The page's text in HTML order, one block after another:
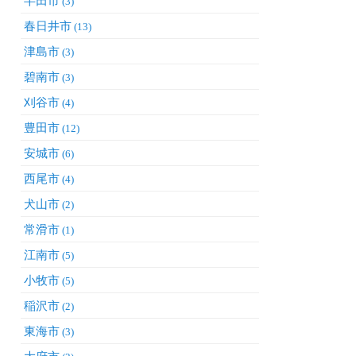
春日井市 (13)
津島市 (3)
碧南市 (3)
刈谷市 (4)
豊田市 (12)
安城市 (6)
西尾市 (4)
犬山市 (2)
常滑市 (1)
江南市 (5)
小牧市 (5)
稲沢市 (2)
東海市 (3)